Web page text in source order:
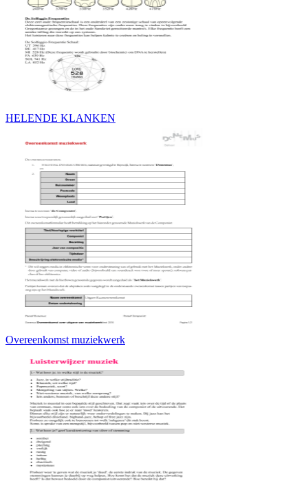
HELENDE KLANKEN
Overeenkomst muziekwerk